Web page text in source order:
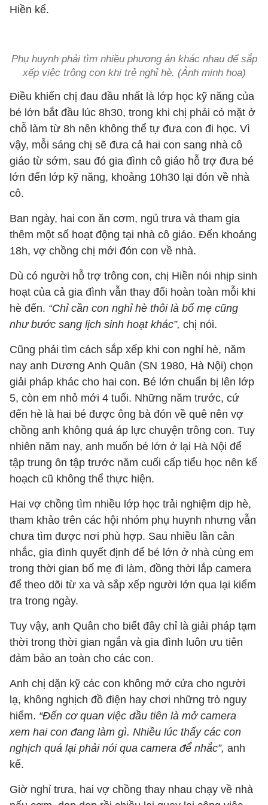
Hiền kể.
Phụ huynh phải tìm nhiều phương án khác nhau để sắp
xếp việc trông con khi trẻ nghỉ hè. (Ảnh minh hoạ)
Điều khiến chị đau đầu nhất là lớp học kỹ năng của
bé lớn bắt đầu lúc 8h30, trong khi chị phải có mặt ở
chỗ làm từ 8h nên không thể tự đưa con đi học. Vì
vậy, mỗi sáng chị sẽ đưa cả hai con sang nhà cô
giáo từ sớm, sau đó gia đình cô giáo hỗ trợ đưa bé
lớn đến lớp kỹ năng, khoảng 10h30 lại đón về nhà
cô.
Ban ngày, hai con ăn cơm, ngủ trưa và tham gia
thêm một số hoạt động tại nhà cô giáo. Đến khoảng
18h, vợ chồng chị mới đón con về nhà.
Dù có người hỗ trợ trông con, chị Hiền nói nhịp sinh
hoạt của cả gia đình vẫn thay đổi hoàn toàn mỗi khi
hè đến. “Chỉ cần con nghỉ hè thôi là bố mẹ cũng
như bước sang lịch sinh hoạt khác”, chị nói.
Cũng phải tìm cách sắp xếp khi con nghỉ hè, năm
nay anh Dương Anh Quân (SN 1980, Hà Nội) chọn
giải pháp khác cho hai con. Bé lớn chuẩn bị lên lớp
5, còn em nhỏ mới 4 tuổi. Những năm trước, cứ
đến hè là hai bé được ông bà đón về quê nên vợ
chồng anh không quá áp lực chuyện trông con. Tuy
nhiên năm nay, anh muốn bé lớn ở lại Hà Nội để
tập trung ôn tập trước năm cuối cấp tiểu học nên kế
hoạch cũ không thể thực hiện.
Hai vợ chồng tìm nhiều lớp học trải nghiệm dịp hè,
tham khảo trên các hội nhóm phụ huynh nhưng vẫn
chưa tìm được nơi phù hợp. Sau nhiều lần cân
nhắc, gia đình quyết định để bé lớn ở nhà cùng em
trong thời gian bố mẹ đi làm, đồng thời lắp camera
để theo dõi từ xa và sắp xếp người lớn qua lại kiểm
tra trong ngày.
Tuy vậy, anh Quân cho biết đây chỉ là giải pháp tạm
thời trong thời gian ngắn và gia đình luôn ưu tiên
đảm bảo an toàn cho các con.
Anh chị dặn kỹ các con không mở cửa cho người
lạ, không nghịch đồ điện hay chơi những trò nguy
hiểm. “Đến cơ quan việc đầu tiên là mở camera
xem hai con đang làm gì. Nhiều lúc thấy các con
nghịch quá lại phải nói qua camera để nhắc”, anh
kể.
Giờ nghỉ trưa, hai vợ chồng thay nhau chạy về nhà